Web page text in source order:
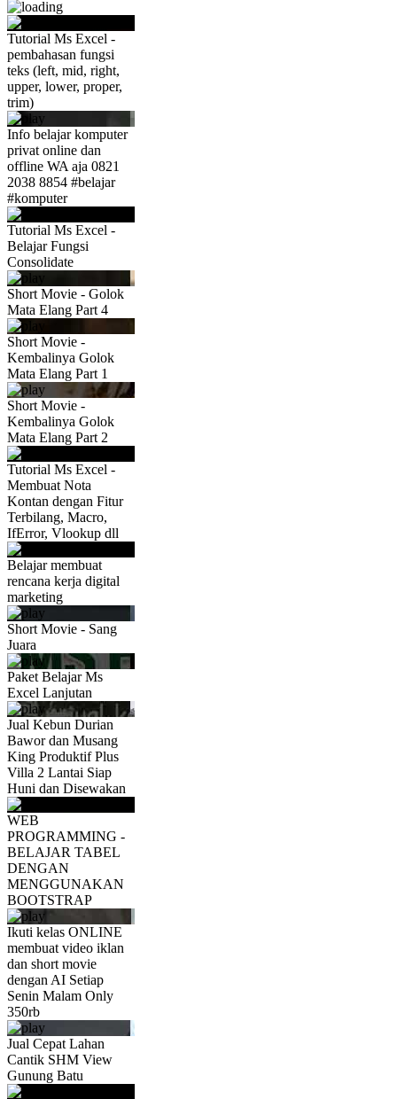
Tutorial Ms Excel -
pembahasan fungsi
teks (left, mid, right,
upper, lower, proper,
trim)
Info belajar komputer
privat online dan
offline WA aja 0821
2038 8854 #belajar
#komputer
Tutorial Ms Excel -
Belajar Fungsi
Consolidate
Short Movie - Golok
Mata Elang Part 4
Short Movie -
Kembalinya Golok
Mata Elang Part 1
Short Movie -
Kembalinya Golok
Mata Elang Part 2
Tutorial Ms Excel -
Membuat Nota
Kontan dengan Fitur
Terbilang, Macro,
IfError, Vlookup dll
Belajar membuat
rencana kerja digital
marketing
Short Movie - Sang
Juara
Paket Belajar Ms
Excel Lanjutan
Jual Kebun Durian
Bawor dan Musang
King Produktif Plus
Villa 2 Lantai Siap
Huni dan Disewakan
WEB
PROGRAMMING -
BELAJAR TABEL
DENGAN
MENGGUNAKAN
BOOTSTRAP
Ikuti kelas ONLINE
membuat video iklan
dan short movie
dengan AI Setiap
Senin Malam Only
350rb
Jual Cepat Lahan
Cantik SHM View
Gunung Batu